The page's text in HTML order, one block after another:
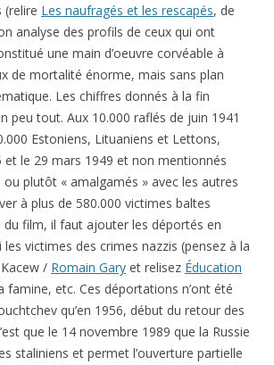
(relire Les naufragés et les rescapés, de
analyse des profils de ceux qui ont
une main d’oeuvre corvéable à
de mortalité énorme, mais sans plan
Les chiffres donnés à la fin
peu tout. Aux 10.000 raflés de juin 1941
Estoniens, Lituaniens et Lettons,
et le 29 mars 1949 et non mentionnés
ou plutôt « amalgamés » avec les autres
à plus de 580.000 victimes baltes
du film, il faut ajouter les déportés en
les victimes des crimes nazzis (pensez à la
/ Romain Gary et relisez Éducation
famine, etc. Ces déportations n’ont été
qu’en 1956, début du retour des
que le 14 novembre 1989 que la Russie
staliniens et permet l’ouverture partielle